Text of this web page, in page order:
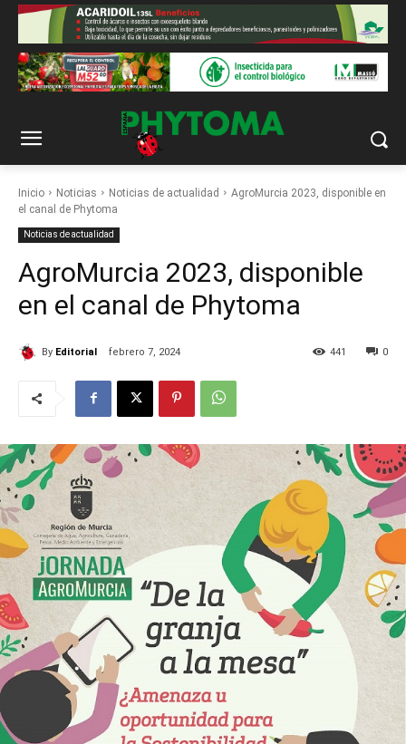
Inicio Noticias Noticias de actualidad
AgroMurcia 2023, disponible en
el canal de Phytoma
Noticias de actualidad
AgroMurcia 2023, disponible
en el canal de Phytoma
By Editorial febrero 7, 2024 0
441